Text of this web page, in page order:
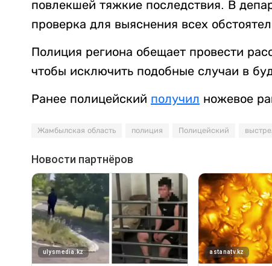
повлекшей тяжкие последствия. В
проверка для выяснения всех
Полиция региона обещает провести
чтобы исключить подобные случаи в
Ранее полицейский получил ножевое
Жамбылская область полиция Полицейский